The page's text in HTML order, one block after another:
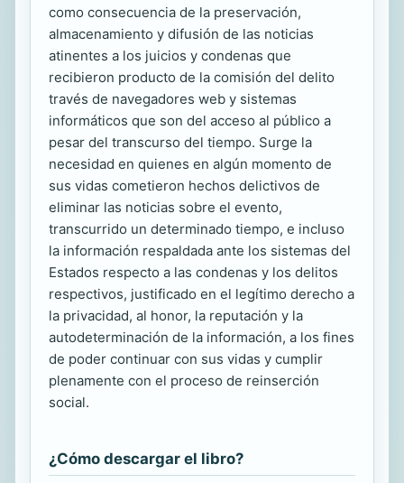
como consecuencia de la preservación,
almacenamiento y difusión de las noticias
atinentes a los juicios y condenas que
recibieron producto de la comisión del delito
través de navegadores web y sistemas
informáticos que son del acceso al público a
pesar del transcurso del tiempo. Surge la
necesidad en quienes en algún momento de
sus vidas cometieron hechos delictivos de
eliminar las noticias sobre el evento,
transcurrido un determinado tiempo, e incluso
la información respaldada ante los sistemas del
Estados respecto a las condenas y los delitos
respectivos, justificado en el legítimo derecho a
la privacidad, al honor, la reputación y la
autodeterminación de la información, a los fines
de poder continuar con sus vidas y cumplir
plenamente con el proceso de reinserción
social.
¿Cómo descargar el libro?